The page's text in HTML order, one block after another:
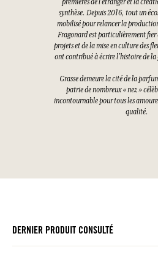
premières de l’étranger et la
synthèse. Depuis 2016, tout un
mobilisé pour relancer la
Fragonard est particulièrement fier
projets et de la mise en culture des
ont contribué à écrire l’histoire de
Grasse demeure la cité de la
patrie de nombreux « nez »
incontournable pour tous les
qualité.
DERNIER PRODUIT CONSULTÉ